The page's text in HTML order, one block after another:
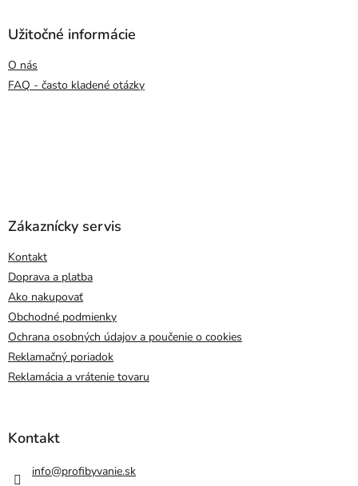
Užitočné informácie
O nás
FAQ - často kladené otázky
Zákaznícky servis
Kontakt
Doprava a platba
Ako nakupovať
Obchodné podmienky
Ochrana osobných údajov a poučenie o cookies
Reklamačný poriadok
Reklamácia a vrátenie tovaru
Kontakt
info@profibyvanie.sk